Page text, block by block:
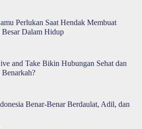
Perlukan Saat Hendak Membuat
Besar Dalam Hidup
and Take Bikin Hubungan Sehat dan
Benar-Benar Berdaulat, Adil, dan